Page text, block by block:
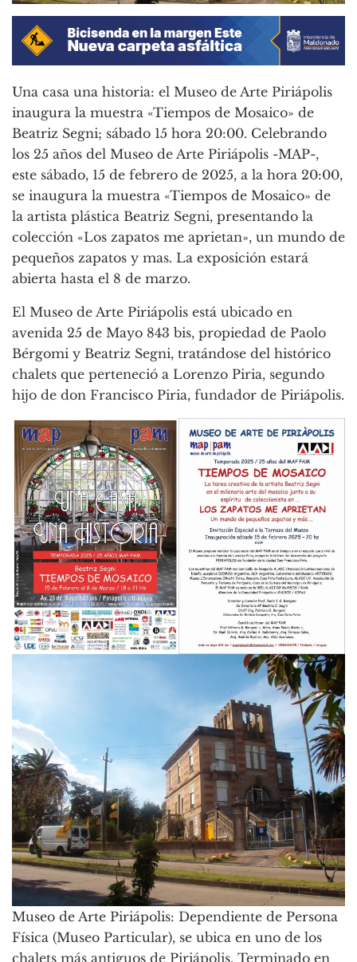
Una casa una historia: el Museo de Arte Piriápolis
inaugura la muestra «Tiempos de Mosaico» de
Beatriz Segni; sábado 15 hora 20:00. Celebrando
los 25 años del Museo de Arte Piriápolis -MAP-,
este sábado, 15 de febrero de 2025, a la hora 20:00,
se inaugura la muestra «Tiempos de Mosaico» de
la artista plástica Beatriz Segni, presentando la
colección «Los zapatos me aprietan», un mundo de
pequeños zapatos y mas. La exposición estará
abierta hasta el 8 de marzo.
El Museo de Arte Piriápolis está ubicado en
avenida 25 de Mayo 843 bis, propiedad de Paolo
Bérgomi y Beatriz Segni, tratándose del histórico
chalets que perteneció a Lorenzo Piria, segundo
hijo de don Francisco Piria, fundador de Piriápolis.
Museo de Arte Piriápolis: Dependiente de Persona
Física (Museo Particular), se ubica en uno de los
chalets más antiguos de Piriápolis. Terminado en